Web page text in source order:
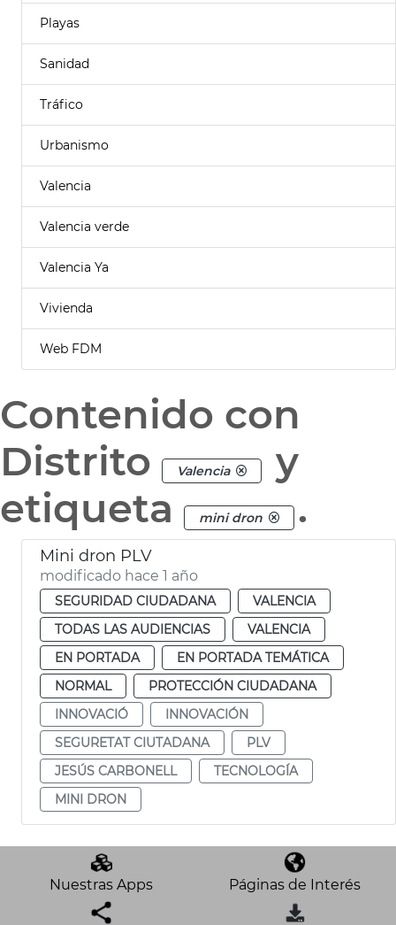
Playas
Sanidad
Tráfico
Urbanismo
Valencia
Valencia verde
Valencia Ya
Vivienda
Web FDM
Contenido con
Distrito
Valencia
y
etiqueta
mini dron .
Mini dron PLV
modificado hace 1 año
SEGURIDAD CIUDADANA
VALENCIA
TODAS LAS AUDIENCIAS
VALENCIA
EN PORTADA
EN PORTADA TEMÁTICA
NORMAL
PROTECCIÓN CIUDADANA
INNOVACIÓ
INNOVACIÓN
SEGURETAT CIUTADANA
PLV
JESÚS CARBONELL
TECNOLOGÍA
MINI DRON
Nuestras Apps Páginas de Interés